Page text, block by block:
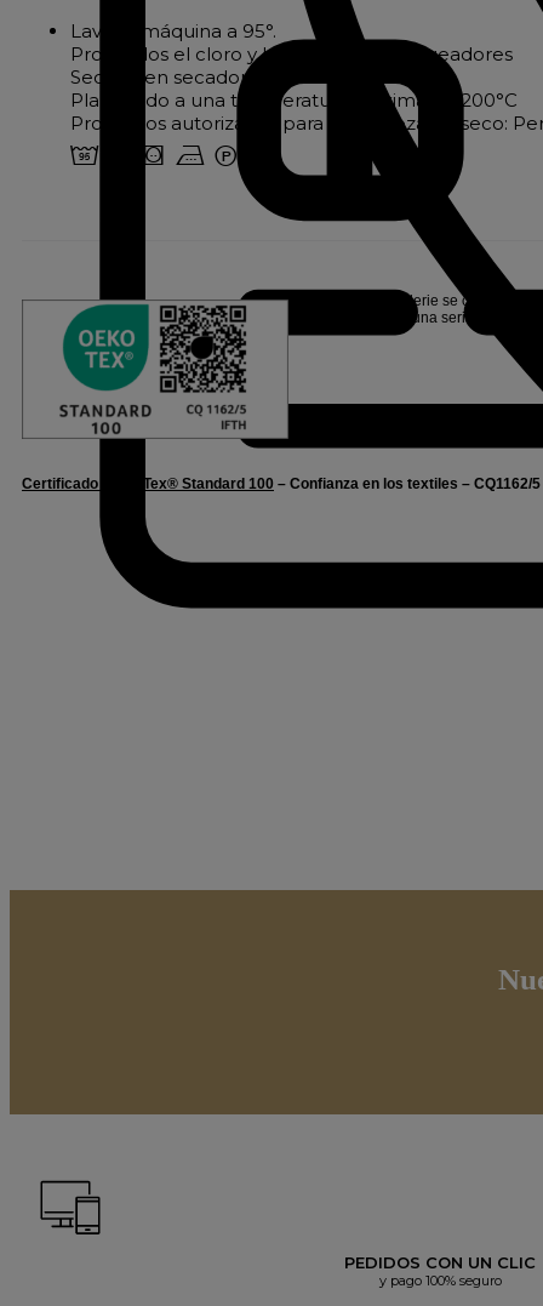
Lavar a máquina a 95°.
Prohibidos el cloro y los agentes blanqueadores
Secado en secadora a 80° C
Planchado a una temperatura máxima de 200°C
Productos autorizados para la limpieza en seco:
2 o a v W
Linvosges Hôtellerie se
Oeko-Tex®, tras una serie de
Certificado Oeko-Tex® Standard 100 – Confianza en los textiles – CQ1162/5
PEDIDOS CON UN CLIC
y pago 100% seguro